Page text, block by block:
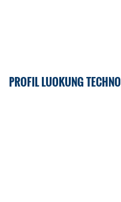
PROFIL LUOKUNG